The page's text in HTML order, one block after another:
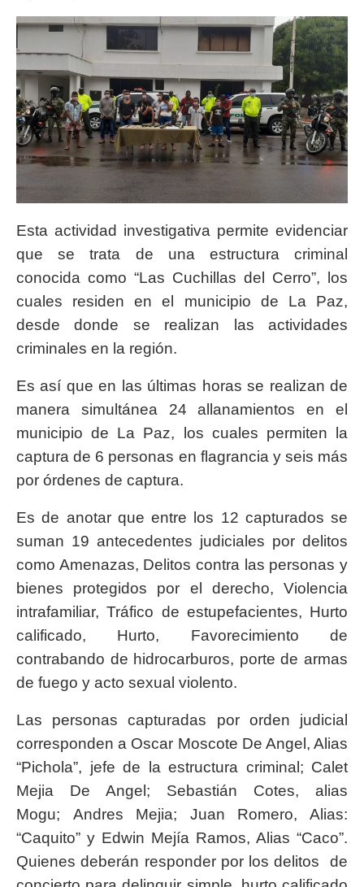
Esta actividad investigativa permite evidenciar
que se trata de una estructura criminal
conocida como “Las Cuchillas del Cerro”, los
cuales residen en el municipio de La Paz,
desde donde se realizan las actividades
criminales en la región.
Es así que en las últimas horas se realizan de
manera simultánea 24 allanamientos en el
municipio de La Paz, los cuales permiten la
captura de 6 personas en flagrancia y seis más
por órdenes de captura.
Es de anotar que entre los 12 capturados se
suman 19 antecedentes judiciales por delitos
como Amenazas, Delitos contra las personas y
bienes protegidos por el derecho, Violencia
intrafamiliar, Tráfico de estupefacientes, Hurto
calificado, Hurto, Favorecimiento de
contrabando de hidrocarburos, porte de armas
de fuego y acto sexual violento.
Las personas capturadas por orden judicial
corresponden a Oscar Moscote De Angel, Alias
“Pichola”, jefe de la estructura criminal; Calet
Mejia De Angel; Sebastián Cotes, alias
Mogu; Andres Mejia; Juan Romero, Alias:
“Caquito” y Edwin Mejía Ramos, Alias “Caco”.
Quienes deberán responder por los delitos de